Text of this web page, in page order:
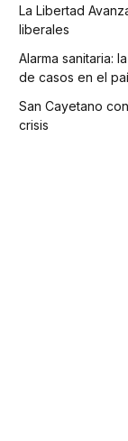
La Libertad
liberales
Alarma sanitaria:
de casos en el
San Cayetano
crisis